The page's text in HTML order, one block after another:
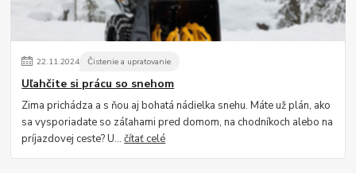
22.11.2024 Čistenie a upratovanie
Uľahčite si prácu so snehom
Zima prichádza a s ňou aj bohatá nádielka snehu. Máte už plán, ako
sa vysporiadate so záľahami pred domom, na chodníkoch alebo na
príjazdovej ceste? U...čítať celé